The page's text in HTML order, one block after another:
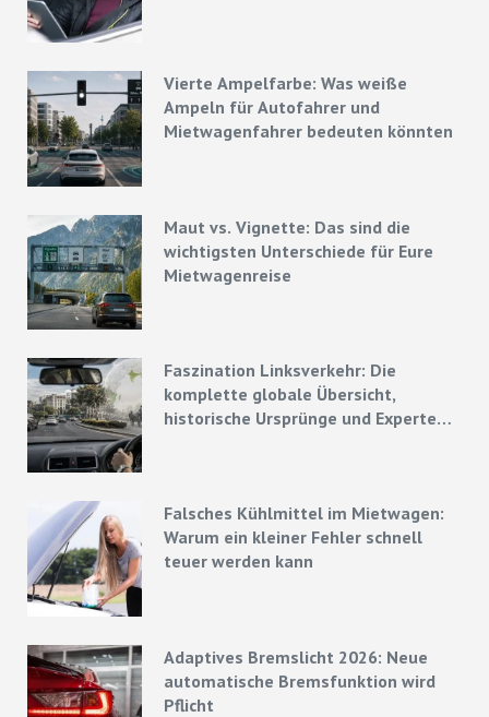
Vierte Ampelfarbe: Was weiße
Ampeln für Autofahrer und
Mietwagenfahrer bedeuten könnten
Maut vs. Vignette: Das sind die
wichtigsten Unterschiede für Eure
Mietwagenreise
Faszination Linksverkehr: Die
komplette globale Übersicht,
historische Ursprünge und Experten-
Falsches Kühlmittel im Mietwagen:
Warum ein kleiner Fehler schnell
teuer werden kann
Adaptives Bremslicht 2026: Neue
automatische Bremsfunktion wird
Pflicht